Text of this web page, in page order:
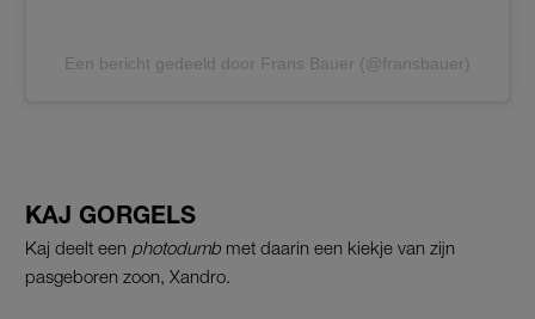
Een bericht gedeeld door Frans Bauer (@fransbauer)
KAJ GORGELS
Kaj deelt een photodumb met daarin een kiekje van zijn
pasgeboren zoon, Xandro.